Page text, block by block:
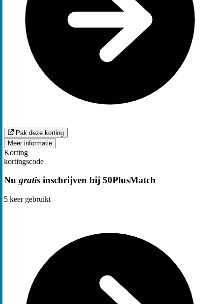
Pak deze korting
Meer informatie
Korting
kortingscode
Nu gratis inschrijven bij 50PlusMatch
5 keer gebruikt